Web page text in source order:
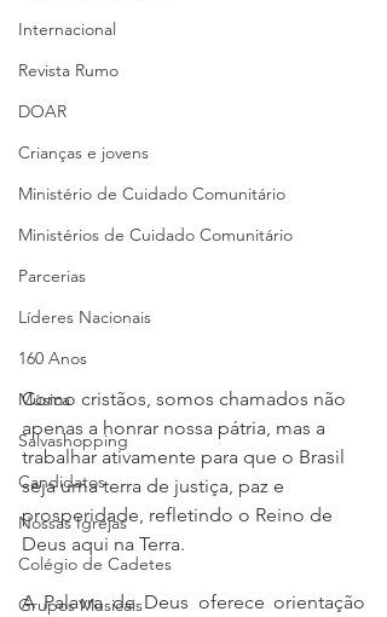
Internacional
Revista Rumo
DOAR
Crianças e jovens
Ministério de Cuidado Comunitário
Ministérios de Cuidado Comunitário
Parcerias
Líderes Nacionais
160 Anos
Música
Salvashopping
Candidatos
Nossas Igrejas
Colégio de Cadetes
Grupos Musicais
Como cristãos, somos chamados não
apenas a honrar nossa pátria, mas a
trabalhar ativamente para que o Brasil
seja uma terra de justiça, paz e
prosperidade, refletindo o Reino de
Deus aqui na Terra.
A Palavra de Deus oferece orientação